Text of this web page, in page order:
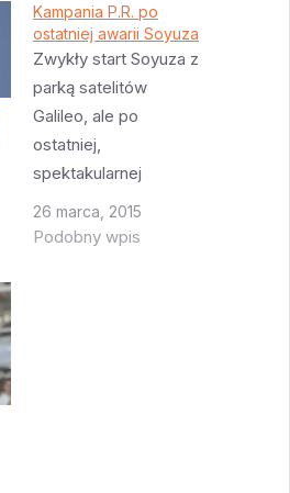
Kampania P.R. po
ostatniej awarii Soyuza
Zwykły start Soyuza z
parką satelitów
Galileo, ale po
ostatniej,
spektakularnej
porażce ESA poczuła
się zobowiązana do
26 marca, 2015
Podobny wpis